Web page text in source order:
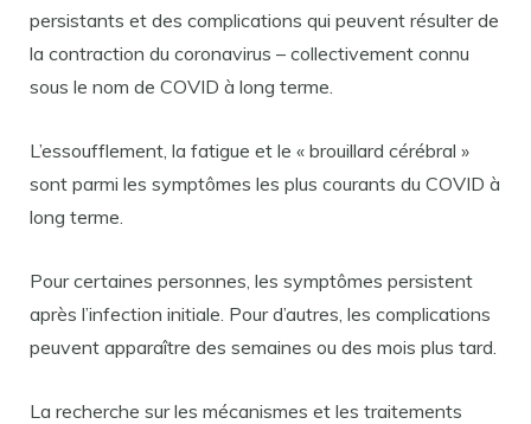
persistants et des complications qui peuvent résulter de
la contraction du coronavirus – collectivement connu
sous le nom de COVID à long terme.
L’essoufflement, la fatigue et le « brouillard cérébral »
sont parmi les symptômes les plus courants du COVID à
long terme.
Pour certaines personnes, les symptômes persistent
après l’infection initiale. Pour d’autres, les complications
peuvent apparaître des semaines ou des mois plus tard.
La recherche sur les mécanismes et les traitements